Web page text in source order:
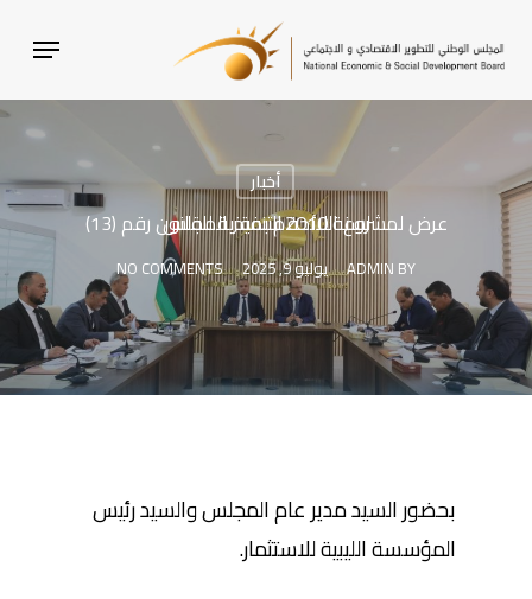
MAIN
MENU
أخبار
عرض لمشروع اللائحة التنفيذية للقانون رقم (13) لسنة 2010م بمقر المجلس
BY
ADMIN يوليو 9, 2025 NO COMMENTS
بحضور السيد مدير عام المجلس والسيد رئيس
المؤسسة الليبية للاستثمار.